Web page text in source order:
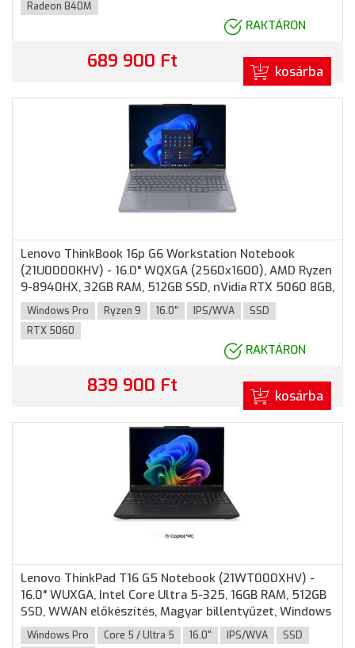
Radeon 840M
RAKTÁRON
689 900 Ft kosárba
Lenovo ThinkBook 16p G6 Workstation Notebook
(21U0000KHV) - 16.0" WQXGA (2560x1600), AMD Ryzen
9-8940HX, 32GB RAM, 512GB SSD, nVidia RTX 5060 8GB,
Magyar billentyűzet, Windows 11 Professional, 3 év
garancia, Szürke színben
Windows Pro Ryzen 9 16.0" IPS/WVA
SSD
RTX 5060
RAKTÁRON
839 900 Ft kosárba
Lenovo ThinkPad T16 G5 Notebook (21WT000XHV) -
16.0" WUXGA, Intel Core Ultra 5-325, 16GB RAM, 512GB
SSD, WWAN előkészítés, Magyar billentyűzet, Windows
11 Professional, 3 év garancia, Fekete színben
Windows Pro Core 5 / Ultra 5 16.0" IPS/WVA
SSD